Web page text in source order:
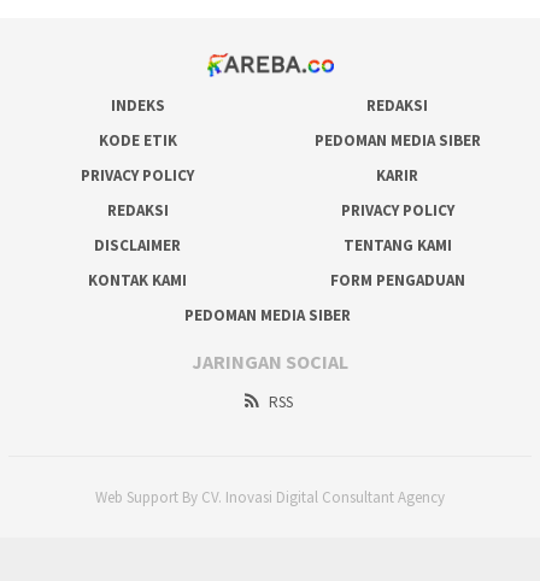
INDEKS
REDAKSI
KODE ETIK
PEDOMAN MEDIA SIBER
PRIVACY POLICY
KARIR
REDAKSI
PRIVACY POLICY
DISCLAIMER
TENTANG KAMI
KONTAK KAMI
FORM PENGADUAN
PEDOMAN MEDIA SIBER
JARINGAN SOCIAL
RSS
Web Support By CV. Inovasi Digital Consultant Agency